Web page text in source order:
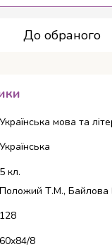
До обраного
Українська мова та
Українська
5 кл.
Положий Т.М., Байлова
128
60х84/8